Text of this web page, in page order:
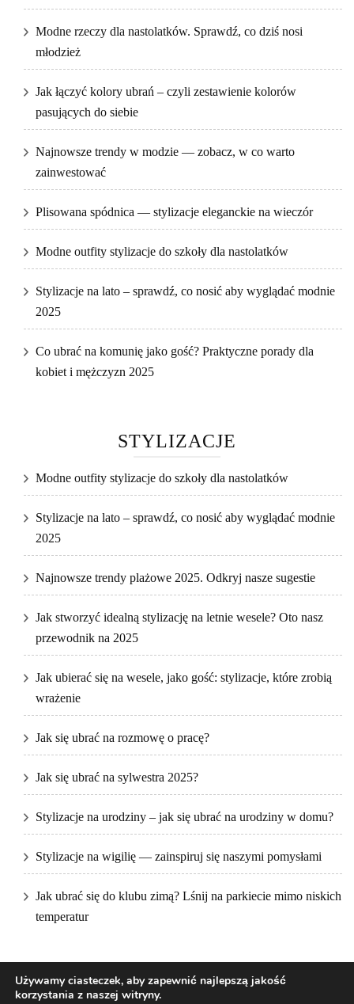
Modne rzeczy dla nastolatków. Sprawdź, co dziś nosi
młodzież
Jak łączyć kolory ubrań – czyli zestawienie kolorów
pasujących do siebie
Najnowsze trendy w modzie — zobacz, w co warto
zainwestować
Plisowana spódnica — stylizacje eleganckie na wieczór
Modne outfity stylizacje do szkoły dla nastolatków
Stylizacje na lato – sprawdź, co nosić aby wyglądać modnie
2025
Co ubrać na komunię jako gość? Praktyczne porady dla
kobiet i mężczyzn 2025
STYLIZACJE
Modne outfity stylizacje do szkoły dla nastolatków
Stylizacje na lato – sprawdź, co nosić aby wyglądać modnie
2025
Najnowsze trendy plażowe 2025. Odkryj nasze sugestie
Jak stworzyć idealną stylizację na letnie wesele? Oto nasz
przewodnik na 2025
Jak ubierać się na wesele, jako gość: stylizacje, które zrobią
wrażenie
Jak się ubrać na rozmowę o pracę?
Jak się ubrać na sylwestra 2025?
Stylizacje na urodziny – jak się ubrać na urodziny w domu?
Stylizacje na wigilię — zainspiruj się naszymi pomysłami
Jak ubrać się do klubu zimą? Lśnij na parkiecie mimo niskich
temperatur
Używamy ciasteczek, aby zapewnić najlepszą jakość
korzystania z naszej witryny.